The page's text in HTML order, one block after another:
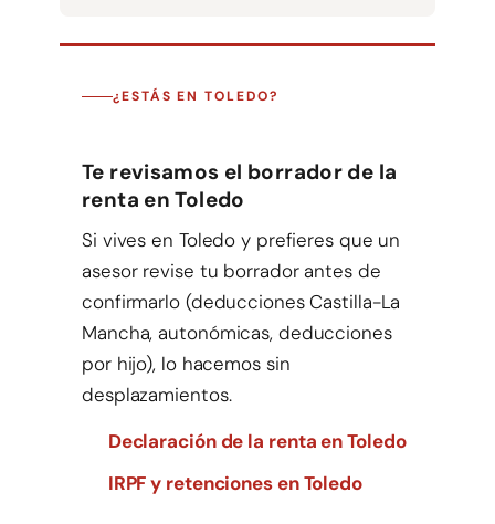
¿ESTÁS EN TOLEDO?
Te revisamos el borrador de la
renta en Toledo
Si vives en Toledo y prefieres que un
asesor revise tu borrador antes de
confirmarlo (deducciones Castilla-La
Mancha, autonómicas, deducciones
por hijo), lo hacemos sin
desplazamientos.
Declaración de la renta en Toledo
IRPF y retenciones en Toledo